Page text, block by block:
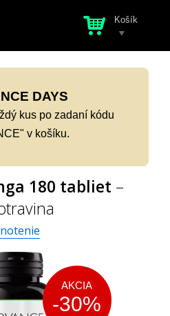
Košík
DAYS
kus po zadaní kódu
v košíku.
180 tabliet –
AKCIA
-30%